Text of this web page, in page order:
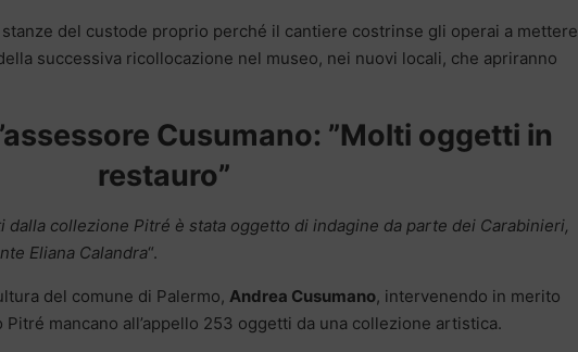
del custode proprio perché il cantiere costrinse gli operai a mettere
successiva ricollocazione nel museo, nei nuovi locali, che apriranno
Cusumano: ”Molti oggetti in
restauro”
dalla collezione Pitré è stata oggetto di indagine da parte dei Carabinieri,
Eliana Calandra“.
del comune di Palermo, Andrea Cusumano, intervenendo in merito
mancano all’appello 253 oggetti da una collezione artistica.